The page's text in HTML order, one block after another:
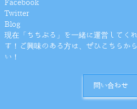
Facebook
Twitter
Blog
現在「ちちぶる」を一緒に運営してく
す！ご興味のある方は、ぜひこちらか
い！
問い合わせ